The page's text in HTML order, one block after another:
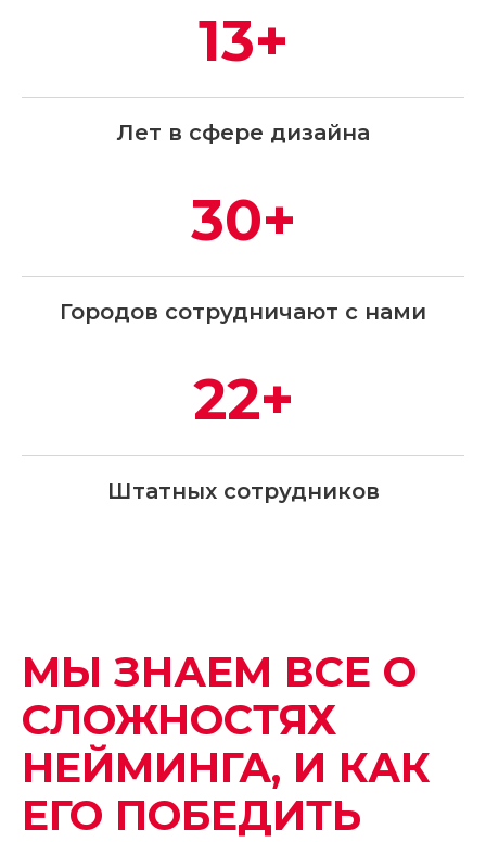
13+
Лет в сфере дизайна
30+
Городов сотрудничают с нами
22+
Штатных сотрудников
МЫ ЗНАЕМ ВСЕ О
СЛОЖНОСТЯХ
НЕЙМИНГА, И КАК
ЕГО ПОБЕДИТЬ